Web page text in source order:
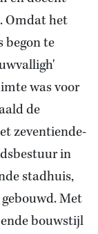
Omdat het
begon te
was voor
de
zeventiende-
in
stadhuis,
Met
bouwstijl